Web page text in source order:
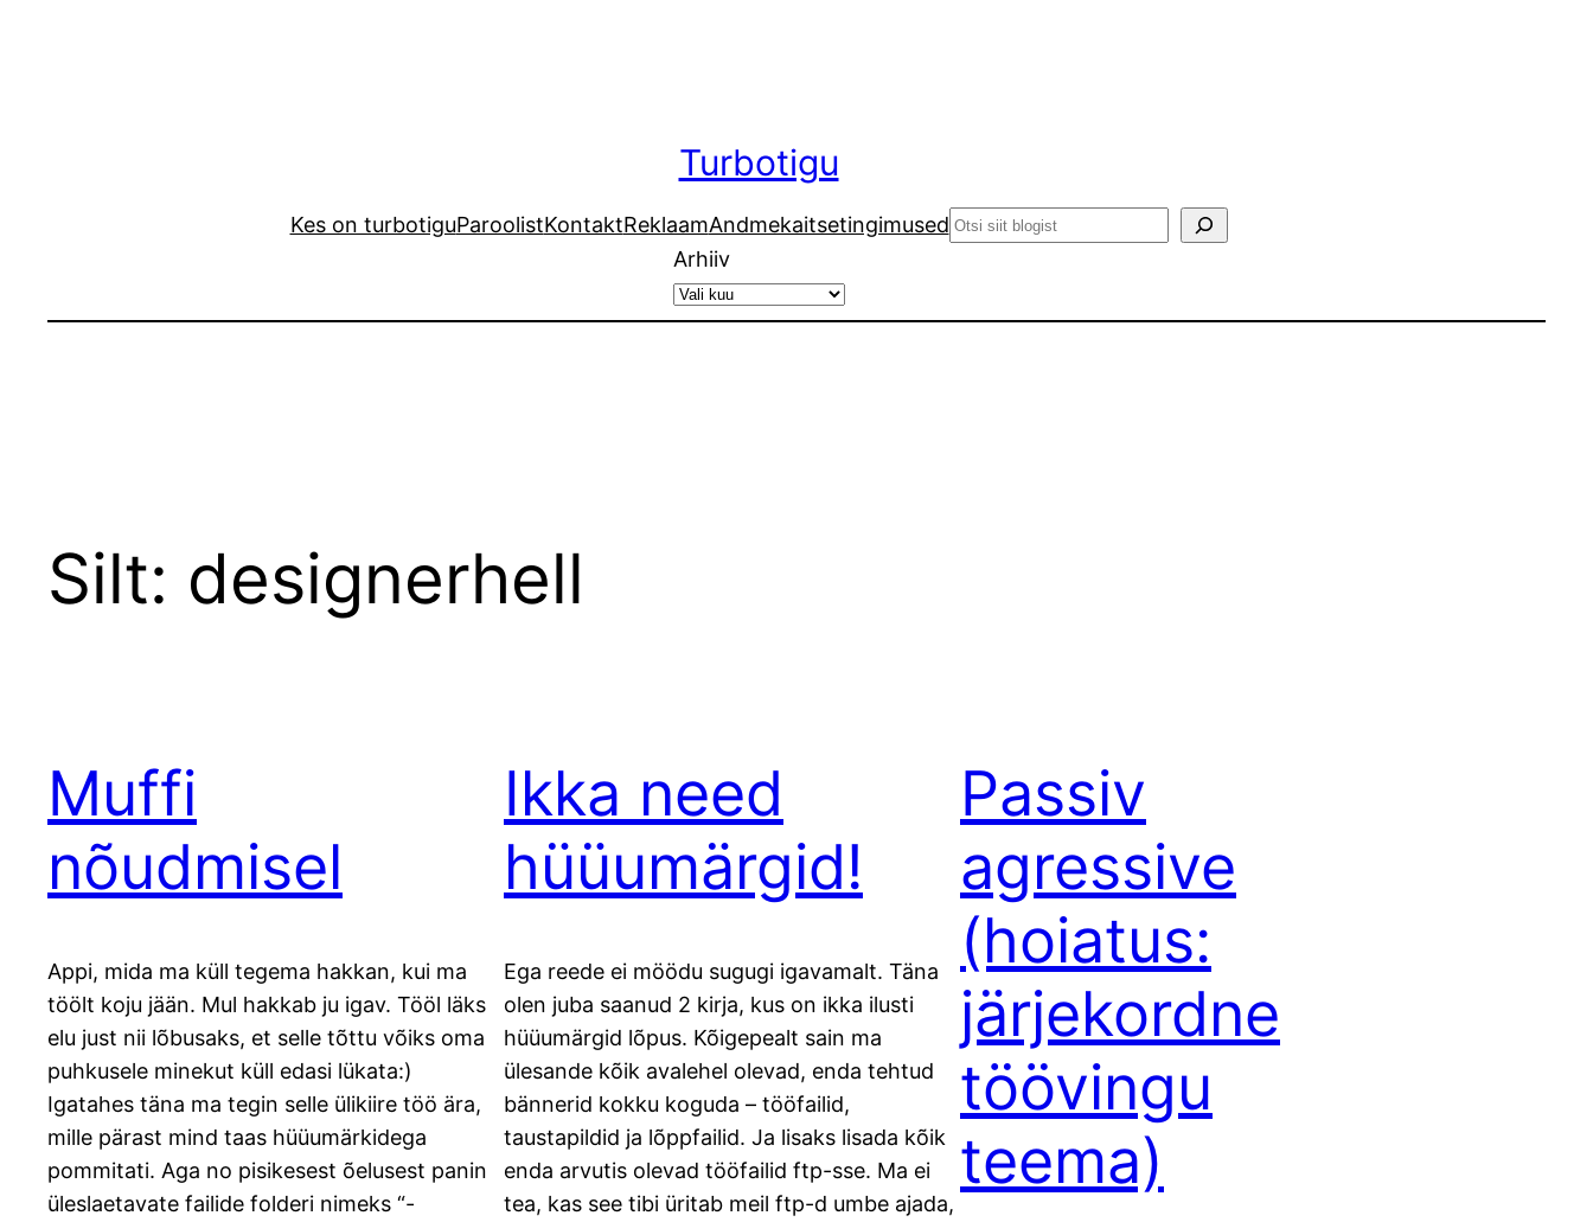
Turbotigu
Kes on turbotiguParoolistKontaktReklaamAndmekaitsetingimusedSearch
Arhiiv
Silt: designerhell
Muffi
nõudmisel
Appi, mida ma küll tegema hakkan, kui ma
töölt koju jään. Mul hakkab ju igav. Tööl läks
elu just nii lõbusaks, et selle tõttu võiks oma
puhkusele minekut küll edasi lükata:)
Igatahes täna ma tegin selle ülikiire töö ära,
mille pärast mind taas hüüumärkidega
pommitati. Aga no pisikesest õelusest panin
üleslaetavate failide folderi nimeks “-
Ikka need
hüüumärgid!
Ega reede ei möödu sugugi igavamalt. Täna
olen juba saanud 2 kirja, kus on ikka ilusti
hüüumärgid lõpus. Kõigepealt sain ma
ülesande kõik avalehel olevad, enda tehtud
bännerid kokku koguda – tööfailid,
taustapildid ja lõppfailid. Ja lisaks lisada kõik
enda arvutis olevad tööfailid ftp-sse. Ma ei
tea, kas see tibi üritab meil ftp-d umbe ajada,
Passiv
agressive
(hoiatus:
järjekordne
töövingu
teema)